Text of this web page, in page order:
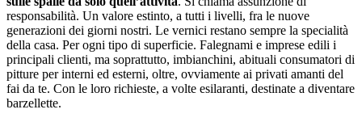
responsabilità. Un valore estinto, a tutti i livelli, fra le nuove
generazioni dei giorni nostri. Le vernici restano sempre la specialità
della casa. Per ogni tipo di superficie. Falegnami e imprese edili i
principali clienti, ma soprattutto, imbianchini, abituali consumatori di
pitture per interni ed esterni, oltre, ovviamente ai privati amanti del
fai da te. Con le loro richieste, a volte esilaranti, destinate a diventare
barzellette.